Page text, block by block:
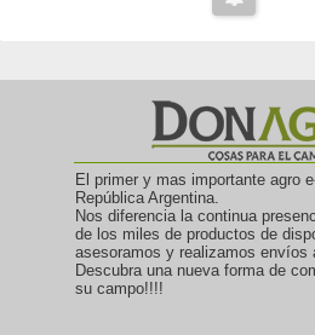
El primer y mas importante agro
República Argentina.
Nos diferencia la continua
de los miles de productos de
asesoramos y realizamos envíos
Descubra una nueva forma de
su campo!!!!